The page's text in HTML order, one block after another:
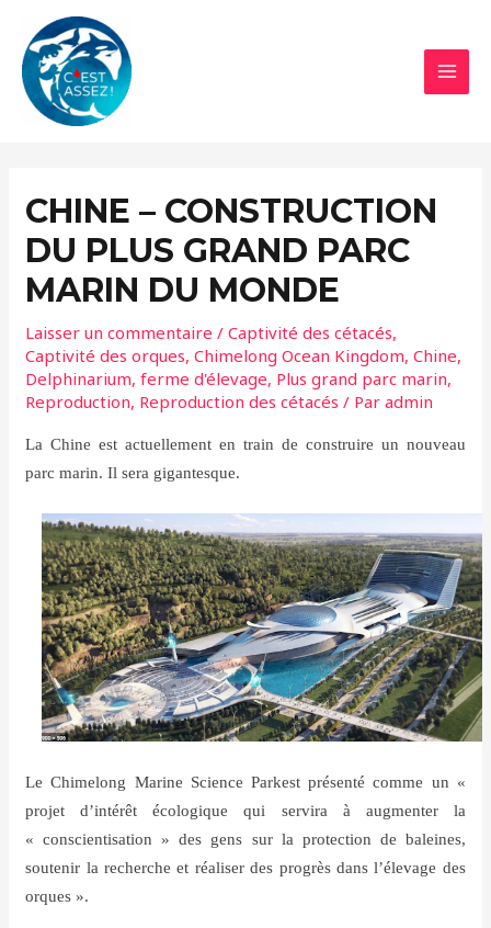
contenu
CHINE – CONSTRUCTION
DU PLUS GRAND PARC
MARIN DU MONDE
Laisser un commentaire /Captivité des cétacés,
Captivité des orques,Chimelong Ocean Kingdom,Chine,
Delphinarium,ferme d'élevage, Plus grand parc marin,
Reproduction, Reproduction des cétacés / Paradmin
La Chine est actuellement en train de construire un nouveau
parc marin. Il sera gigantesque.
Le Chimelong Marine Science Parkest présenté comme un «
projet d’intérêt écologique qui servira à augmenter la
« conscientisation » des gens sur la protection de baleines,
soutenir la recherche et réaliser des progrès dans l’élevage des
orques ».